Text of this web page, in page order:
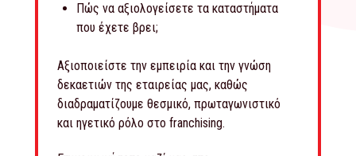
Πώς να αξιολογείσετε τα καταστήματα
που έχετε βρει;
Αξιοποιείστε την εμπειρία και την γνώση
δεκαετιών της εταιρείας μας, καθώς
διαδραματίζουμε θεσμικό, πρωταγωνιστικό
και ηγετικό ρόλο στο franchising.